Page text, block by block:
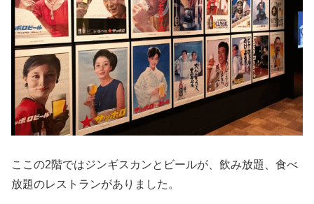
ここの2階ではジンギスカンとビールが、飲み放題、食べ
放題のレストランがありました。